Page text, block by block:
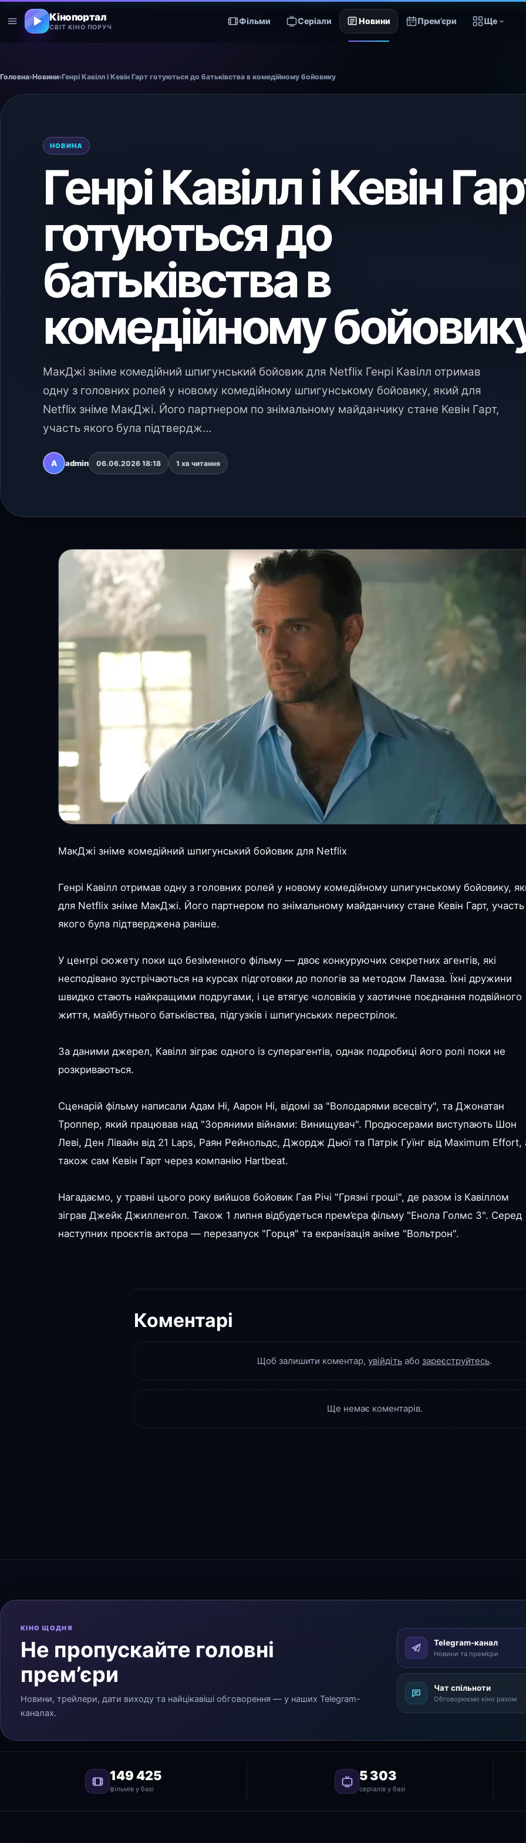
Кінопортал
СВІТ КІНО ПОРУЧ
Фільми Серіали Новини Прем’єри Ще
Головна›Новини›Генрі Кавілл і Кевін Гарт готуються до батьківства в комедійному бойовику
НОВИНА
Генрі Кавілл і Кевін
готуються до
батьківства в
комедійному
МакДжі зніме комедійний шпигунський бойовик для Netflix Генрі Кавілл отримав
одну з головних ролей у новому комедійному шпигунському бойовику, який для
Netflix зніме МакДжі. Його партнером по знімальному майданчику стане Кевін Гарт,
участь якого була підтвердж…
A admin 06.06.2026 18:18 1 хв читання
МакДжі зніме комедійний шпигунський бойовик для Netflix
Генрі Кавілл отримав одну з головних ролей у новому комедійному шпигунському бойовику,
для Netflix зніме МакДжі. Його партнером по знімальному майданчику стане Кевін Гарт, участь
якого була підтверджена раніше.
У центрі сюжету поки що безіменного фільму — двоє конкуруючих секретних агентів, які
несподівано зустрічаються на курсах підготовки до пологів за методом Ламаза. Їхні дружини
швидко стають найкращими подругами, і це втягує чоловіків у хаотичне поєднання подвійного
життя, майбутнього батьківства, підгузків і шпигунських перестрілок.
За даними джерел, Кавілл зіграє одного із суперагентів, однак подробиці його ролі поки не
розкриваються.
Сценарій фільму написали Адам Ні, Аарон Ні, відомі за "Володарями всесвіту", та Джонатан
Троппер, який працював над "Зоряними війнами: Винищувач". Продюсерами виступають Шон
Леві, Ден Лівайн від 21 Laps, Раян Рейнольдс, Джордж Дьюї та Патрік Гуїнг від Maximum Effort,
також сам Кевін Гарт через компанію Hartbeat.
Нагадаємо, у травні цього року вийшов бойовик Гая Річі "Грязні гроші", де разом із Кавіллом
зіграв Джейк Джилленгол. Також 1 липня відбудеться прем’єра фільму "Енола Голмс 3". Серед
наступних проєктів актора — перезапуск "Горця" та екранізація аніме "Вольтрон".
Коментарі
Щоб залишити коментар, увійдіть або зареєструйтесь.
Ще немає коментарів.
КІНО ЩОДНЯ
Не пропускайте головні
прем’єри
Новини, трейлери, дати виходу та найцікавіші обговорення — у наших Telegram-
каналах.
Telegram-канал
Новини та прем’єри
Чат спільноти
Обговорюємо кіно разом
149 425
фільмів у базі
5 303
серіалів у базі